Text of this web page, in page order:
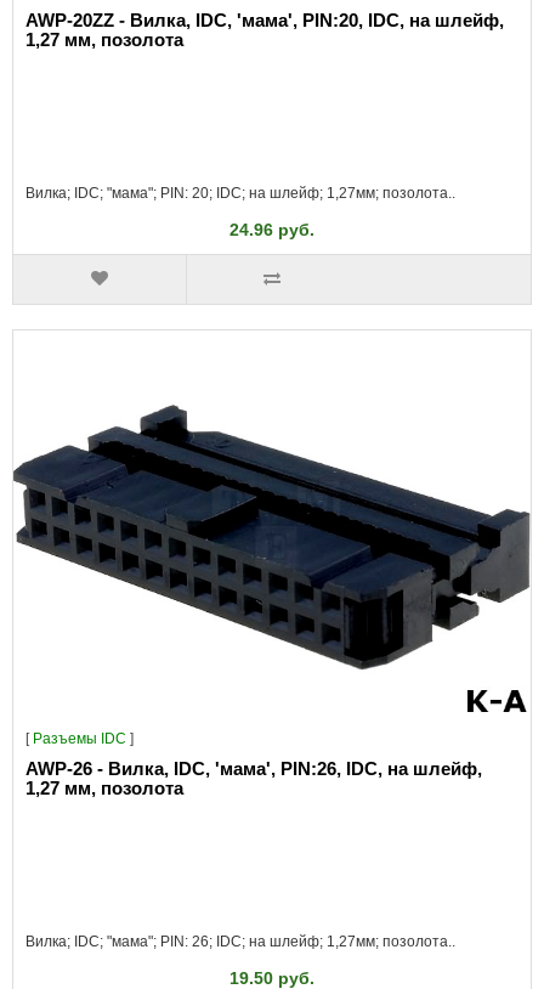
AWP-20ZZ - Вилка, IDC, 'мама', PIN:20, IDC, на шлейф,
1,27 мм, позолота
Вилка; IDC; "мама"; PIN: 20; IDC; на шлейф; 1,27мм; позолота..
24.96 руб.
[ Разъeмы IDC ]
AWP-26 - Вилка, IDC, 'мама', PIN:26, IDC, на шлейф,
1,27 мм, позолота
Вилка; IDC; "мама"; PIN: 26; IDC; на шлейф; 1,27мм; позолота..
19.50 руб.